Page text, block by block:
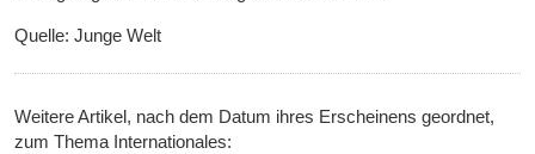
Quelle: Junge Welt
Weitere Artikel, nach dem Datum ihres Erscheinens geordnet,
zum Thema Internationales: